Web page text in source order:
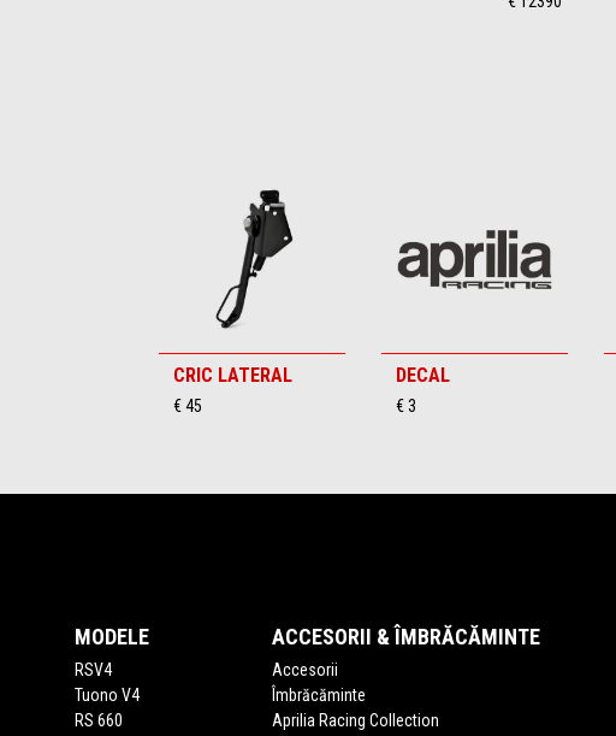
CRIC LATERAL
€ 45
DECAL
€ 3
MODELE
RSV4
Tuono V4
RS 660
ACCESORII & ÎMBRĂCĂMINTE
Accesorii
Îmbrăcăminte
Aprilia Racing Collection